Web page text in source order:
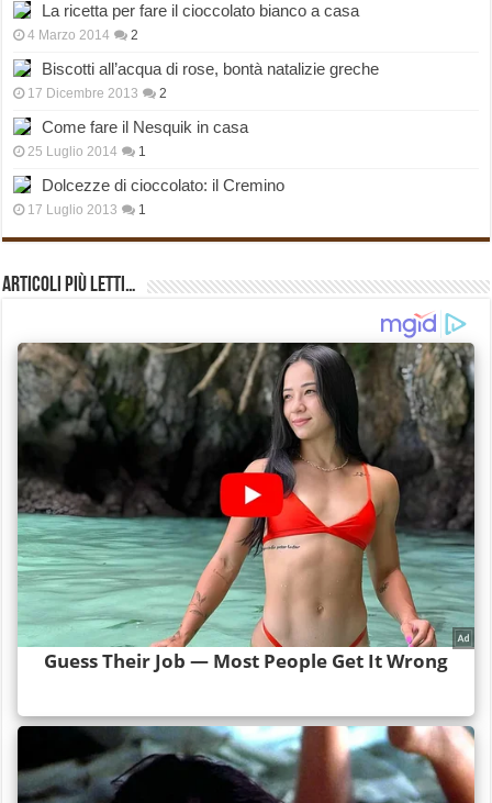
La ricetta per fare il cioccolato bianco a casa
4 Marzo 2014 2
Biscotti all’acqua di rose, bontà natalizie greche
17 Dicembre 2013 2
Come fare il Nesquik in casa
25 Luglio 2014 1
Dolcezze di cioccolato: il Cremino
17 Luglio 2013 1
Articoli più Letti…